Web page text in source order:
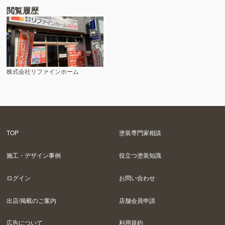
閲覧履歴
株式会社リファインホーム
TOP 塗装専門家相談
施工・デザイン事例 役立つ塗装知識
ログイン お問い合わせ
出店/掲載のご案内 店舗会員申請
広告について 利用規約